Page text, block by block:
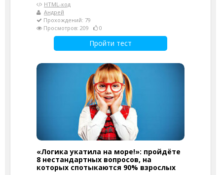
HTML-код
Андрей
Прохождений: 79
Просмотров: 209
0
Пройти тест
«Логика укатила на море!»: пройдёте
8 нестандартных вопросов, на
которых спотыкаются 90% взрослых